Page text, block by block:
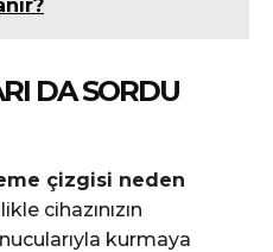
DA SORDU
çizgisi neden
cihazınızın
kurmaya